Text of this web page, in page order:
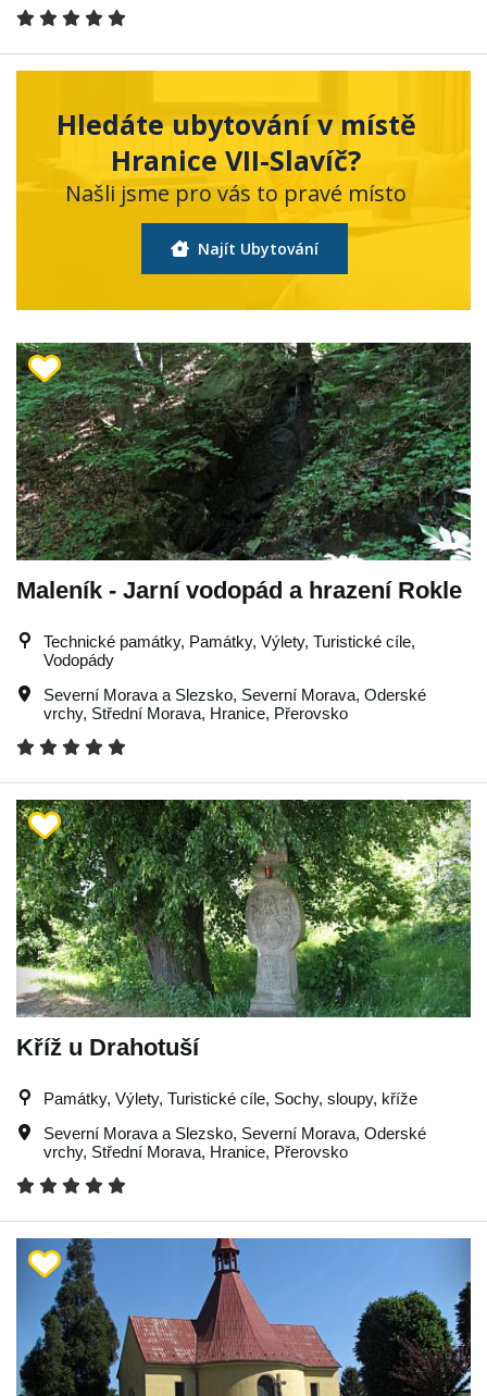
Hledáte ubytování v místě
Hranice VII-Slavíč?
Našli jsme pro vás to pravé místo
Najít Ubytování
Maleník - Jarní vodopád a hrazení Rokle
Technické památky, Památky, Výlety, Turistické cíle,
Vodopády
Severní Morava a Slezsko, Severní Morava, Oderské
vrchy, Střední Morava, Hranice, Přerovsko
Kříž u Drahotuší
Památky, Výlety, Turistické cíle, Sochy, sloupy, kříže
Severní Morava a Slezsko, Severní Morava, Oderské
vrchy, Střední Morava, Hranice, Přerovsko